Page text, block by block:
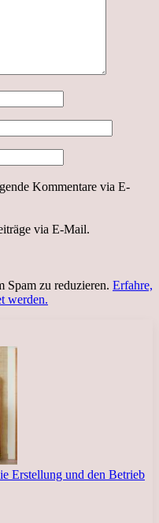
Kommentare via E-
via E-Mail.
Spam zu reduzieren. Erfahre,
werden.
Erstellung und den Betrieb